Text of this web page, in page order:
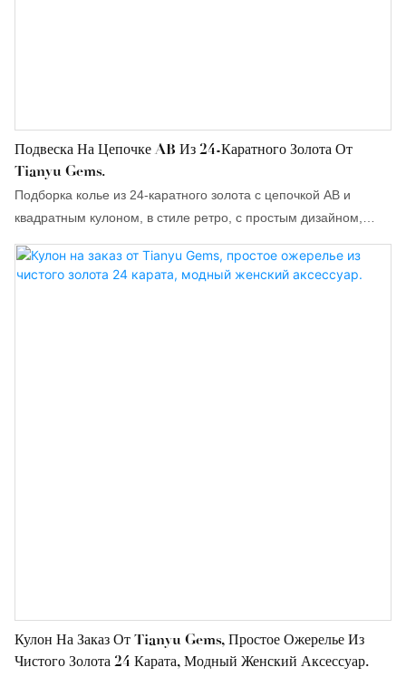
Подвеска На Цепочке AB Из 24-Каратного Золота От
Tianyu Gems.
Подборка колье из 24-каратного золота с цепочкой AB и
квадратным кулоном, в стиле ретро, ​​с простым дизайном,
создающим ощущение легкой роскоши, изысканное и модное!
Кулон На Заказ От Tianyu Gems, Простое Ожерелье Из
Чистого Золота 24 Карата, Модный Женский Аксессуар.